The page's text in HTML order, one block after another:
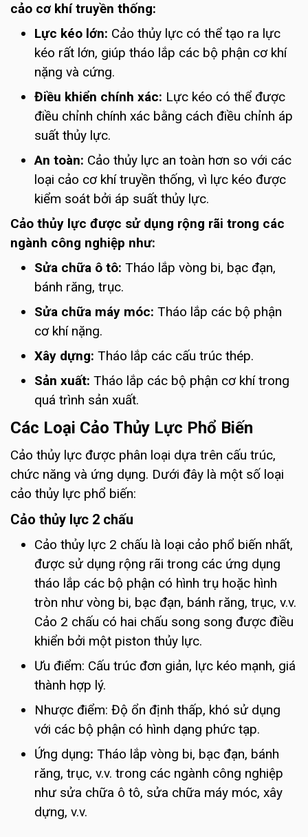
cảo cơ khí truyền thống:
Lực kéo lớn: Cảo thủy lực có thể tạo ra lực
kéo rất lớn, giúp tháo lắp các bộ phận cơ khí
nặng và cứng.
Điều khiển chính xác: Lực kéo có thể được
điều chỉnh chính xác bằng cách điều chỉnh áp
suất thủy lực.
An toàn: Cảo thủy lực an toàn hơn so với các
loại cảo cơ khí truyền thống, vì lực kéo được
kiểm soát bởi áp suất thủy lực.
Cảo thủy lực được sử dụng rộng rãi trong các
ngành công nghiệp như:
Sửa chữa ô tô: Tháo lắp vòng bi, bạc đạn,
bánh răng, trục.
Sửa chữa máy móc: Tháo lắp các bộ phận
cơ khí nặng.
Xây dựng: Tháo lắp các cấu trúc thép.
Sản xuất: Tháo lắp các bộ phận cơ khí trong
quá trình sản xuất.
Các Loại Cảo Thủy Lực Phổ Biến
Cảo thủy lực được phân loại dựa trên cấu trúc,
chức năng và ứng dụng. Dưới đây là một số loại
cảo thủy lực phổ biến:
Cảo thủy lực 2 chấu
Cảo thủy lực 2 chấu là loại cảo phổ biến nhất,
được sử dụng rộng rãi trong các ứng dụng
tháo lắp các bộ phận có hình trụ hoặc hình
tròn như vòng bi, bạc đạn, bánh răng, trục, v.v.
Cảo 2 chấu có hai chấu song song được điều
khiển bởi một piston thủy lực.
Ưu điểm: Cấu trúc đơn giản, lực kéo mạnh, giá
thành hợp lý.
Nhược điểm: Độ ổn định thấp, khó sử dụng
với các bộ phận có hình dạng phức tạp.
Ứng dụng: Tháo lắp vòng bi, bạc đạn, bánh
răng, trục, v.v. trong các ngành công nghiệp
như sửa chữa ô tô, sửa chữa máy móc, xây
dựng, v.v.